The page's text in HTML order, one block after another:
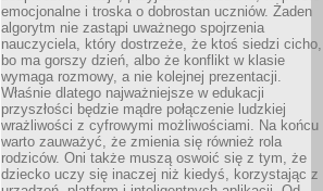
emocjonalne i troska o dobrostan uczniów. Żaden
algorytm nie zastąpi uważnego spojrzenia
nauczyciela, który dostrzeże, że ktoś siedzi cicho,
bo ma gorszy dzień, albo że konflikt w klasie
wymaga rozmowy, a nie kolejnej prezentacji.
Właśnie dlatego najważniejsze w edukacji
przyszłości będzie mądre połączenie ludzkiej
wrażliwości z cyfrowymi możliwościami. Na końcu
warto zauważyć, że zmienia się również rola
rodziców. Oni także muszą oswoić się z tym, że
dziecko uczy się inaczej niż kiedyś, korzystając z